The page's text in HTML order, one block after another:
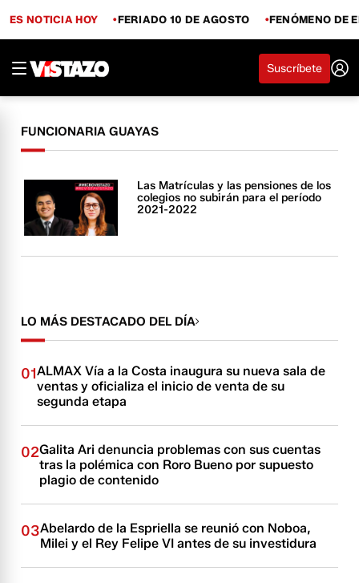
ES NOTICIA HOY FERIADO 10 DE AGOSTO FENÓMENO DE
Suscríbete
FUNCIONARIA GUAYAS
Las Matrículas y las pensiones de los
colegios no subirán para el período
2021-2022
LO MÁS DESTACADO DEL DÍA
01ALMAX Vía a la Costa inaugura su nueva sala de
ventas y oficializa el inicio de venta de su
segunda etapa
02Galita Ari denuncia problemas con sus cuentas
tras la polémica con Roro Bueno por supuesto
plagio de contenido
03Abelardo de la Espriella se reunió con Noboa,
Milei y el Rey Felipe VI antes de su investidura